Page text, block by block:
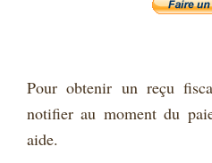
Pour obtenir un reçu
notifier au moment du
aide.